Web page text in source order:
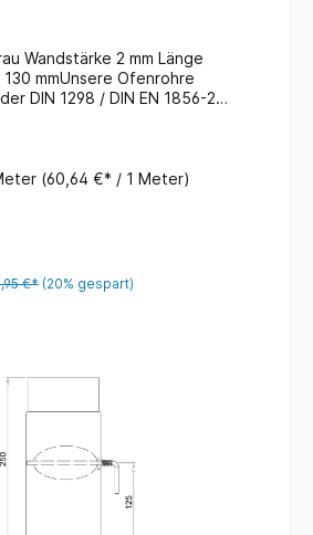
Wandstärke 2 mm Länge
mmUnsere Ofenrohre
DIN 1298 / DIN EN 1856-2
(60,64 €* / 1 Meter)
€* (20% gespart)